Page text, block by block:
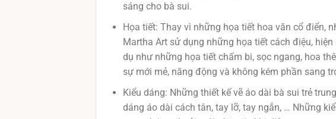
sáng cho bà sui.
Họa tiết: Thay vì những họa tiết hoa văn cổ điển,
Martha Art sử dụng những họa tiết cách điệu,
dụ như những họa tiết chấm bi, sọc ngang, hoa
sự mới mẻ, năng động và không kém phần sang
Kiểu dáng: Những thiết kế vẽ áo dài bà sui trẻ
dáng áo dài cách tân, tay lỡ, tay ngắn, … Những